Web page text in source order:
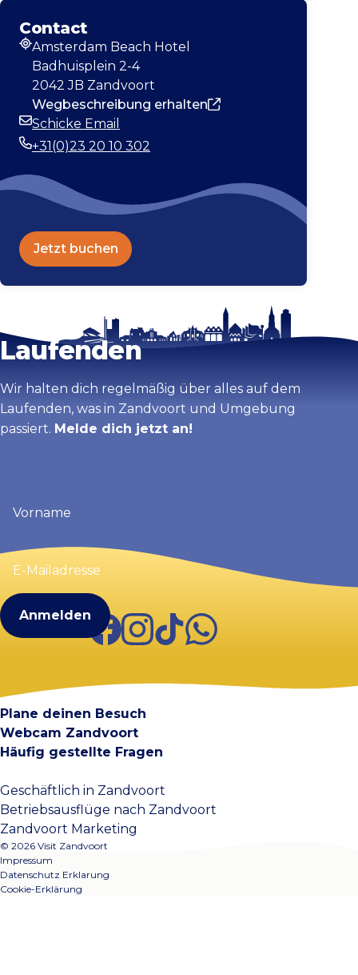
Contact
Adresse
Amsterdam Beach Hotel
Badhuisplein 2-4
2042 JB Zandvoort
Wegbeschreibung erhalten
E-Mail-Adresse
Schicke Email
Telefonnummer
+31(0)23 20 10 302
Jetzt buchen
Karte vergrößern
Bleib auf dem
Laufenden
Wir halten dich regelmäßig über alles auf dem
Laufenden, was in Zandvoort und Umgebung
passiert. Melde dich jetzt an!
(erforderlich)
E-
Mailadresse
FacebookInstagram
TikTokWhatsApp
Plane deinen Besuch
Webcam Zandvoort
Häufig gestellte Fragen
Geschäftlich in Zandvoort
Betriebsausflüge nach Zandvoort
Zandvoort Marketing
© 2026 Visit Zandvoort
Impressum
Datenschutz Erklarung
Cookie-Erklärung